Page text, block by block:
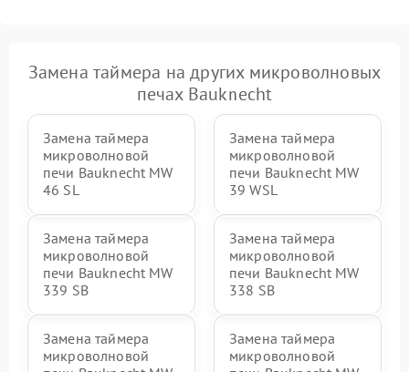
Замена таймера на других микроволновых
печах Bauknecht
Замена таймера
микроволновой
печи Bauknecht MW
46 SL
Замена таймера
микроволновой
печи Bauknecht MW
39 WSL
Замена таймера
микроволновой
печи Bauknecht MW
339 SB
Замена таймера
микроволновой
печи Bauknecht MW
338 SB
Замена таймера
микроволновой
Замена таймера
микроволновой